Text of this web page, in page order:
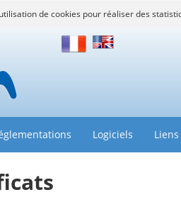
de cookies pour réaliser des
FrançaisEnglish
Logiciels